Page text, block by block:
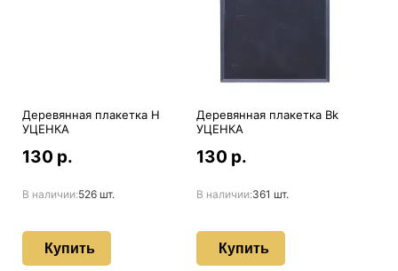
Деревянная плакетка H
УЦЕНКА
130 р.
В наличии:526 шт.
Купить
Деревянная плакетка Bk
УЦЕНКА
130 р.
В наличии:361 шт.
Купить